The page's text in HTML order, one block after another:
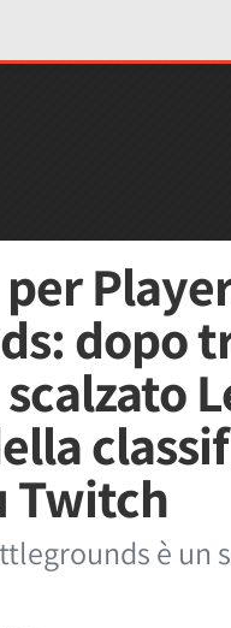
dopo
Twitch
è un